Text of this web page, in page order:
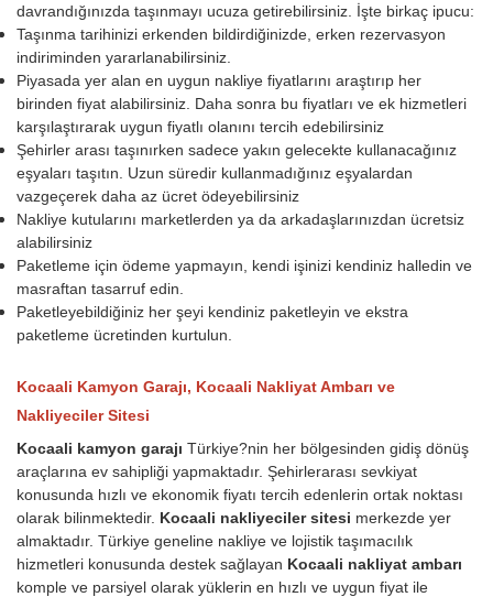
davrandığınızda taşınmayı ucuza getirebilirsiniz. İşte birkaç ipucu:
Taşınma tarihinizi erkenden bildirdiğinizde, erken rezervasyon
indiriminden yararlanabilirsiniz.
Piyasada yer alan en uygun nakliye fiyatlarını araştırıp her
birinden fiyat alabilirsiniz. Daha sonra bu fiyatları ve ek hizmetleri
karşılaştırarak uygun fiyatlı olanını tercih edebilirsiniz
Şehirler arası taşınırken sadece yakın gelecekte kullanacağınız
eşyaları taşıtın. Uzun süredir kullanmadığınız eşyalardan
vazgeçerek daha az ücret ödeyebilirsiniz
Nakliye kutularını marketlerden ya da arkadaşlarınızdan ücretsiz
alabilirsiniz
Paketleme için ödeme yapmayın, kendi işinizi kendiniz halledin ve
masraftan tasarruf edin.
Paketleyebildiğiniz her şeyi kendiniz paketleyin ve ekstra
paketleme ücretinden kurtulun.
Kocaali Kamyon Garajı, Kocaali Nakliyat Ambarı ve
Nakliyeciler Sitesi
Kocaali kamyon garajı Türkiye?nin her bölgesinden gidiş dönüş
araçlarına ev sahipliği yapmaktadır. Şehirlerarası sevkiyat
konusunda hızlı ve ekonomik fiyatı tercih edenlerin ortak noktası
olarak bilinmektedir. Kocaali nakliyeciler sitesi merkezde yer
almaktadır. Türkiye geneline nakliye ve lojistik taşımacılık
hizmetleri konusunda destek sağlayan Kocaali nakliyat ambarı
komple ve parsiyel olarak yüklerin en hızlı ve uygun fiyat ile